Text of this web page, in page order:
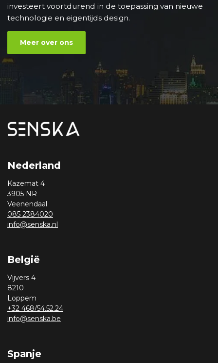
investeert voortdurend in de toepassing van nieuwe
technologie en eigentijds design.
Meer over ons
Nederland
Kazemat 4
3905 NR
Veenendaal
085 2384020
info@senska.nl
België
Vijvers 4
8210
Loppem
+32 468/54.52.24
info@senska.be
Spanje